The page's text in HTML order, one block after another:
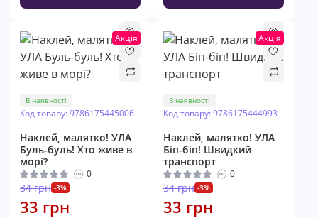
Акція
В наявності
Код товару: 9786175445006
Наклей, малятко! УЛА
Буль-буль! Хто живе в
морі?
0
34 грн -3%
33 грн
Акція
В наявності
Код товару: 9786175444993
Наклей, малятко! УЛА
Біп-біп! Швидкий
транспорт
0
34 грн -3%
33 грн